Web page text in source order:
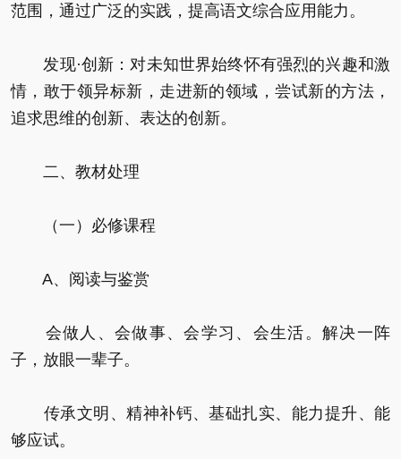
范围，通过广泛的实践，提高语文综合应用能力。
发现·创新：对未知世界始终怀有强烈的兴趣和激
情，敢于领异标新，走进新的领域，尝试新的方法，
追求思维的创新、表达的创新。
二、教材处理
（一）必修课程
A、阅读与鉴赏
会做人、会做事、会学习、会生活。解决一阵
子，放眼一辈子。
传承文明、精神补钙、基础扎实、能力提升、能
够应试。